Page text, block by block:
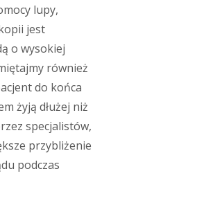
lupy,
jest
o wysokiej
również
do końca
żyją dłużej niż
specjalistów,
przybliżenie
podczas